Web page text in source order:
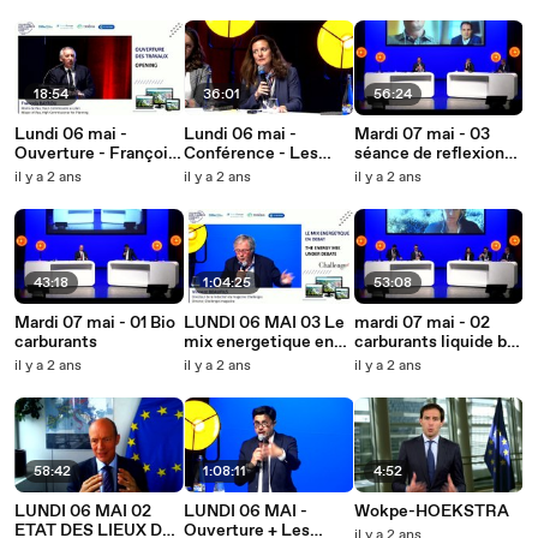
18:54
Lundi 06 mai -
Ouverture - François
Bayrou
il y a 2 ans
43:18
Mardi 07 mai - 01 Bio
carburants
il y a 2 ans
58:42
LUNDI 06 MAI 02
ETAT DES LIEUX DES
36:01
Lundi 06 mai -
Conférence - Les
Trajectoires
Europe
il y a 2 ans
1:04:25
LUNDI 06 MAI 03 Le
mix energetique en
debat
il y a 2 ans
1:08:11
LUNDI 06 MAI -
Ouverture + Les
Christophe Grudler
56:24
Mardi 07 mai - 03
séance de reflexion
prospective
il y a 2 ans
53:08
mardi 07 mai - 02
carburants liquide bas
carbones
il y a 2 ans
4:52
Wokpe-HOEKSTRA